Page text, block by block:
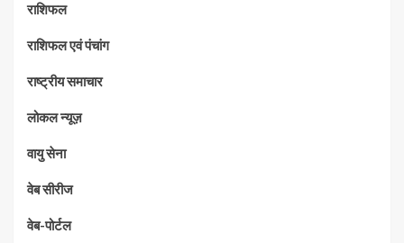
राशिफल
राशिफल एवं पंचांग
राष्ट्रीय समाचार
लोकल न्यूज़
वायु सेना
वेब सीरीज
वेब-पोर्टल